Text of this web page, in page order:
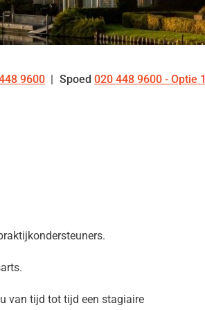
9600 Spoed 020 448 9600 - Optie 1
van tijd tot tijd een stagiaire